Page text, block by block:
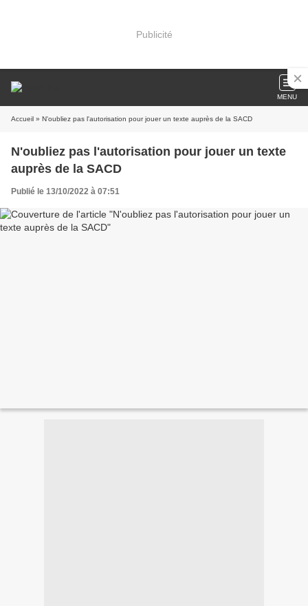
Publicité
MENU
Accueil » N'oubliez pas l'autorisation pour jouer un texte auprès de la SACD
N'oubliez pas l'autorisation pour jouer un texte
auprès de la SACD
Publié le 13/10/2022 à 07:51